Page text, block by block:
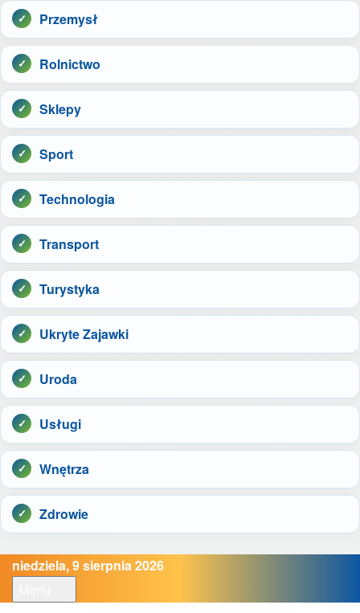
Przemysł
Rolnictwo
Sklepy
Sport
Technologia
Transport
Turystyka
Ukryte Zajawki
Uroda
Usługi
Wnętrza
Zdrowie
niedziela, 9 sierpnia 2026